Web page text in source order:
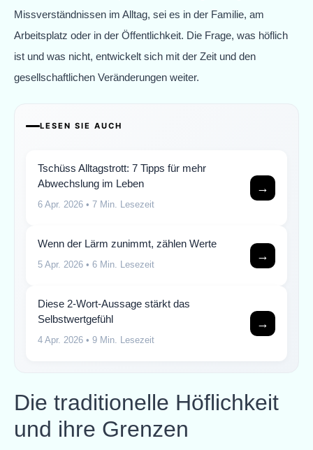
Missverständnissen im Alltag, sei es in der Familie, am
Arbeitsplatz oder in der Öffentlichkeit. Die Frage, was höflich
ist und was nicht, entwickelt sich mit der Zeit und den
gesellschaftlichen Veränderungen weiter.
LESEN SIE AUCH
Tschüss Alltagstrott: 7 Tipps für mehr
Abwechslung im Leben
6 Apr. 2026 • 7 Min. Lesezeit
→
Wenn der Lärm zunimmt, zählen Werte
5 Apr. 2026 • 6 Min. Lesezeit
→
Diese 2-Wort-Aussage stärkt das
Selbstwertgefühl
4 Apr. 2026 • 9 Min. Lesezeit
→
Die traditionelle Höflichkeit
und ihre Grenzen